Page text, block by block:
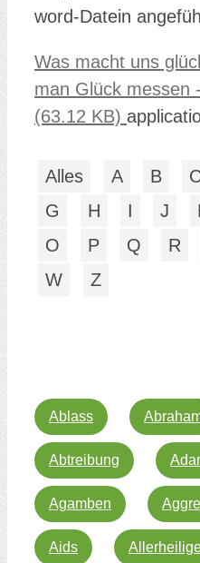
word-Datein
Was macht uns
man Glück messen
(63.12 KB)
Alles A B
G
H I J
O
P Q R
W
Z
Ablass
Abtreibung
Agamben
Aids